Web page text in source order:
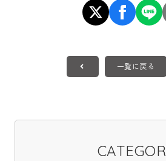
一覧に戻る